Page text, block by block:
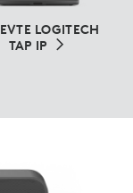
LOGITECH
TAP IP